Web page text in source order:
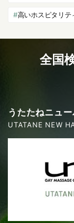
高いホスピタリテ
全国
うたたねニュ
UTATANE NEW